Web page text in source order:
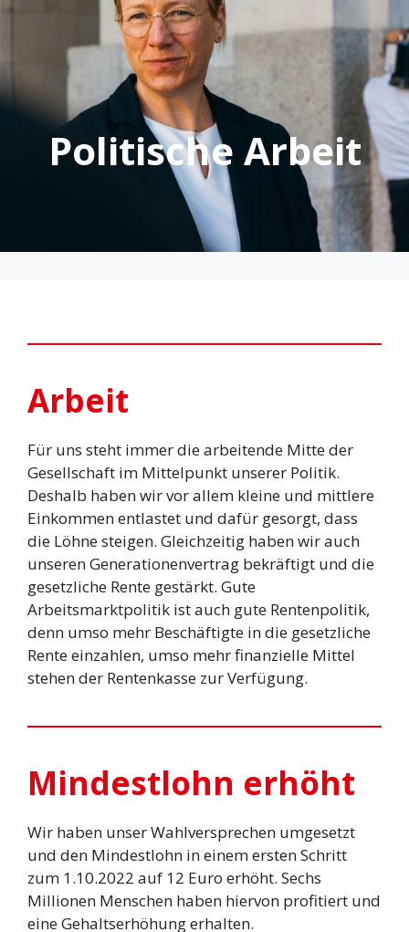
Politische Arbeit
Arbeit
Für uns steht immer die arbeitende Mitte der
Gesellschaft im Mittelpunkt unserer Politik.
Deshalb haben wir vor allem kleine und mittlere
Einkommen entlastet und dafür gesorgt, dass
die Löhne steigen. Gleichzeitig haben wir auch
unseren Generationenvertrag bekräftigt und die
gesetzliche Rente gestärkt. Gute
Arbeitsmarktpolitik ist auch gute Rentenpolitik,
denn umso mehr Beschäftigte in die gesetzliche
Rente einzahlen, umso mehr finanzielle Mittel
stehen der Rentenkasse zur Verfügung.
Mindestlohn erhöht
Wir haben unser Wahlversprechen umgesetzt
und den Mindestlohn in einem ersten Schritt
zum 1.10.2022 auf 12 Euro erhöht. Sechs
Millionen Menschen haben hiervon profitiert und
eine Gehaltserhöhung erhalten.